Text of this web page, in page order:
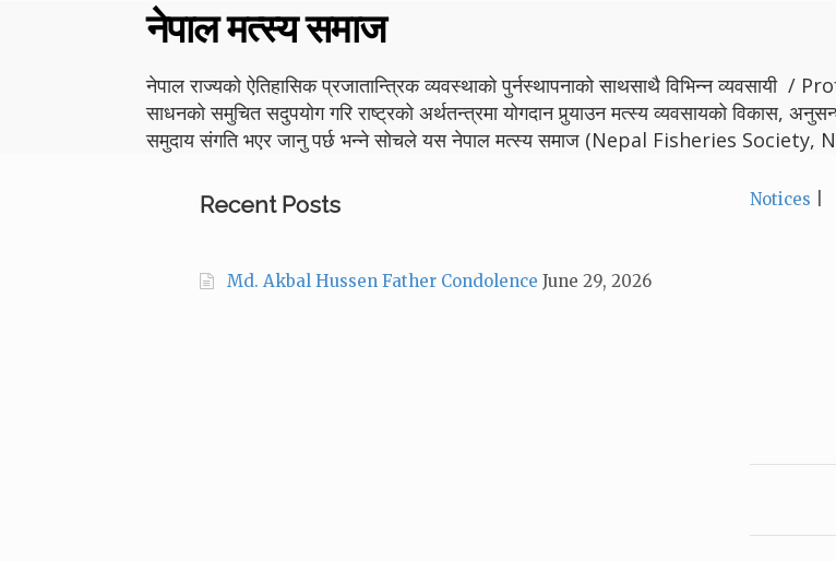
नेपाल मत्स्य समाज
नेपाल राज्यको ऐतिहासिक प्रजातान्त्रिक व्यवस्थाको पुर्नस्थापनाको साथसाथै विभिन्न व्यवसायी /
साधनको समुचित सदुपयोग गरि राष्ट्रको अर्थतन्त्रमा योगदान पुर्‍याउन मत्स्य व्यवसायको विकास,
समुदाय संगति भएर जानु पर्छ भन्ने सोचले यस नेपाल मत्स्य समाज (Nepal Fisheries Society,
Recent Posts
Md. Akbal Hussen Father Condolence June 29, 2026
Categories:
Notices